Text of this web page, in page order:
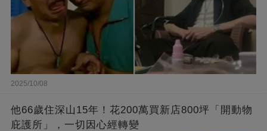
2025/10/08
他66歲住深山15年！花200萬買新店800坪「開動物
庇護所」，一切因心經轉變